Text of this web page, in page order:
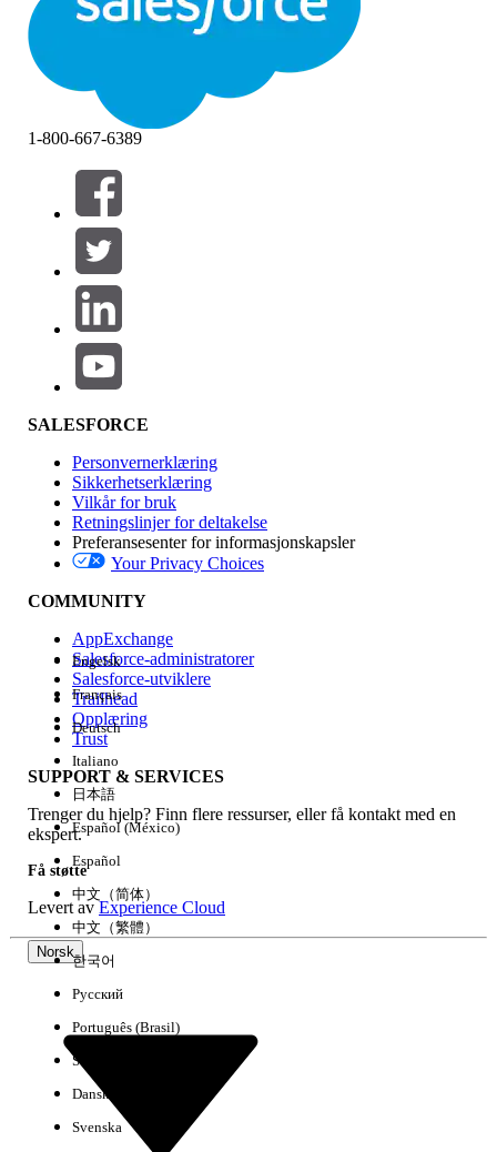
Filtre (0)
VELG FILTRE
Produktområde
Funksjonsinnvirkning
Utgave
Erfaring
Fjern alle Utført
1-800-667-6389
SALESFORCE
Personvernerklæring
Sikkerhetserklæring
Vilkår for bruk
Retningslinjer for deltakelse
Preferansesenter for informasjonskapsler
Your Privacy Choices
COMMUNITY
AppExchange
Salesforce-administratorer
Salesforce-utviklere
Trailhead
Opplæring
Trust
SUPPORT & SERVICES
Trenger du hjelp? Finn flere ressurser, eller få kontakt med en
ekspert.
Få støtte
Levert avExperience Cloud
Norsk
Engelsk
Français
Deutsch
Italiano
日本語
Español (México)
Español
中文（简体）
中文（繁體）
한국어
Русский
Português (Brasil)
Suomi
Dansk
Svenska